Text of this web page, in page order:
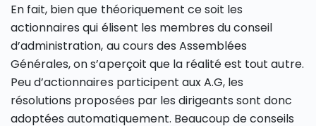
En fait, bien que théoriquement ce soit les
actionnaires qui élisent les membres du conseil
d’administration, au cours des Assemblées
Générales, on s’aperçoit que la réalité est tout autre.
Peu d’actionnaires participent aux A.G, les
résolutions proposées par les dirigeants sont donc
adoptées automatiquement. Beaucoup de conseils